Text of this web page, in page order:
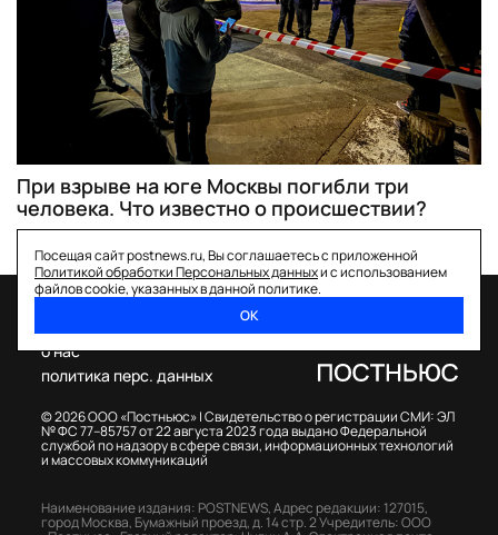
При взрыве на юге Москвы погибли три
человека. Что известно о происшествии?
Посещая сайт postnews.ru, Вы соглашаетесь с приложенной
Политикой обработки Персональных данныхи с использованием
файлов cookie, указанных в данной политике.
ОК
© 2026 ООО «Постньюс» |Свидетельство о регистрации СМИ: ЭЛ
№ ФС 77–85757 от 22 августа 2023 года выдано Федеральной
службой по надзору в сфере связи, информационных технологий
и массовых коммуникаций
о нас
политика перс. данных
Наименование издания: POSTNEWS,Адрес редакции: 127015,
город Москва, Бумажный проезд, д. 14 стр. 2Учредитель: ООО